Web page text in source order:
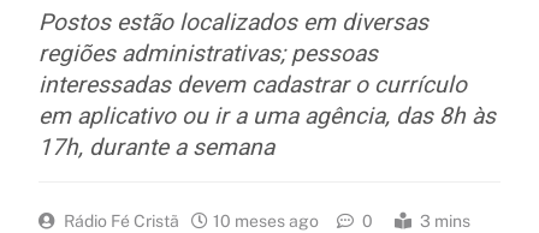
Postos estão localizados em diversas
regiões administrativas; pessoas
interessadas devem cadastrar o currículo
em aplicativo ou ir a uma agência, das 8h às
17h, durante a semana
Rádio Fé Cristã 10 meses ago 0 3 mins